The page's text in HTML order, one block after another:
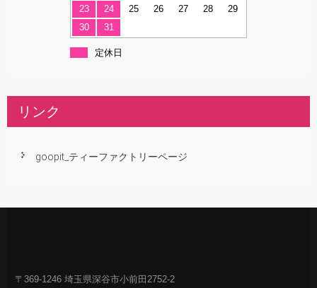
23
24 25 26 27 28
29
30
31
定休日
リンク
goopit_ティーファクトリーページ
〒369-1246 埼玉県深谷市小前田2752-2